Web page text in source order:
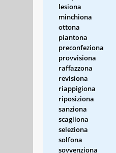
lesiona
minchiona
ottona
piantona
preconfeziona
provvisiona
raffazzona
revisiona
riappigiona
riposiziona
sanziona
scagliona
seleziona
solfona
sovvenziona